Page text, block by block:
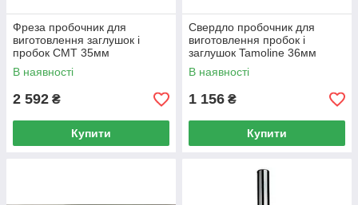
Фреза пробочник для
виготовлення заглушок і
пробок CMT 35мм
В наявності
2 592 ₴
Купити
Свердло пробочник для
виготовлення пробок і
заглушок Tamoline 36мм
В наявності
1 156 ₴
Купити